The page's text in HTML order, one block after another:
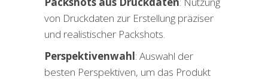
von Druckdaten zur Erstellung präziser
und realistischer Packshots.
Perspektivenwahl: Auswahl der
besten Perspektiven, um das Produkt